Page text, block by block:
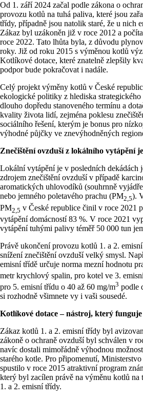
Od 1. září 2024 začal podle zákona o
provozu kotlů na tuhá paliva, které jsou
třídy, případně jsou natolik staré, že u nich
Zákaz byl uzákoněn již v roce 2012 a
roce 2022. Tato lhůta byla, z důvodu
roky. Již od roku 2015 s výměnou kotlů
Kotlíkové dotace, které znatelně zlepšily
podpor bude pokračovat i nadále.
Celý projekt výměny kotlů v České
ekologické politiky z hlediska strategického
dlouho dopředu stanoveného termínu a
kvality života lidí, zejména poklesu
sociálního řešení, kterým je bonus pro
výhodné půjčky ve znevýhodněných
Znečištění ovzduší z lokálního vytápění
Lokální vytápění je v posledních dekádách
zdrojem znečištění ovzduší v případě
aromatických uhlovodíků (souhrnně
nebo jemného poletavého prachu (PM2,5).
PM2,5 v České republice činil v roce 2021
vytápění domácností 83 %. V roce 2021
vytápění tuhými palivy téměř 50 000 tun
Právě ukončení provozu kotlů 1. a 2.
snížení znečištění ovzduší velký smysl.
emisní třídě určuje norma mezní hodnotu
metr krychlový spalin, pro kotel ve 3.
pro 5. emisní třídu o 40 až 60 mg/m3 podle
si rozhodně všimnete vy i vaši sousedé.
Kotlíkové dotace – nástroj, který funguje
Zákaz kotlů 1. a 2. emisní třídy byl
zákoně o ochraně ovzduší byl schválen v
navíc dostali mimořádně výhodnou
starého kotle. Pro připomenutí,
spustilo v roce 2015 atraktivní program
který byl zacílen právě na výměnu kotlů na
1. a 2. emisní třídy.